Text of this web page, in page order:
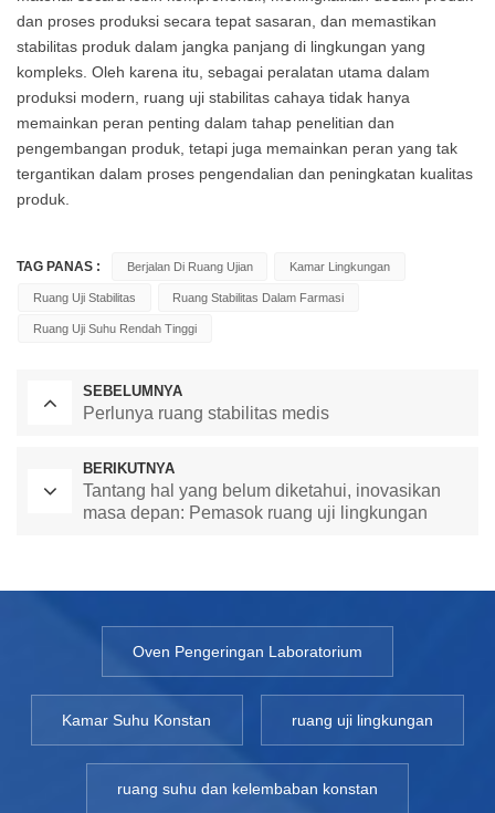
dan proses produksi secara tepat sasaran, dan memastikan
stabilitas produk dalam jangka panjang di lingkungan yang
kompleks. Oleh karena itu, sebagai peralatan utama dalam
produksi modern, ruang uji stabilitas cahaya tidak hanya
memainkan peran penting dalam tahap penelitian dan
pengembangan produk, tetapi juga memainkan peran yang tak
tergantikan dalam proses pengendalian dan peningkatan kualitas
produk.
TAG PANAS : Berjalan Di Ruang Ujian Kamar Lingkungan
Ruang Uji Stabilitas Ruang Stabilitas Dalam Farmasi
Ruang Uji Suhu Rendah Tinggi
SEBELUMNYA
Perlunya ruang stabilitas medis
BERIKUTNYA
Tantang hal yang belum diketahui, inovasikan
masa depan: Pemasok ruang uji lingkungan
Oven Pengeringan Laboratorium
Kamar Suhu Konstan ruang uji lingkungan
ruang suhu dan kelembaban konstan